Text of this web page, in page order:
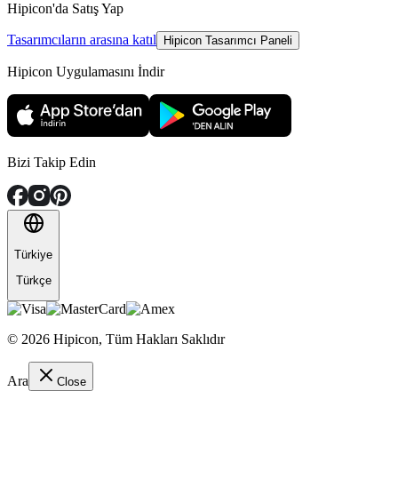
Hipicon'da Satış Yap
Tasarımcıların arasına katıl Hipicon Tasarımcı Paneli
Hipicon Uygulamasını İndir
Bizi Takip Edin
Türkiye
Türkçe
© 2026 Hipicon, Tüm Hakları Saklıdır
Ara Close